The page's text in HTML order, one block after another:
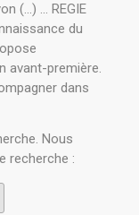
(...) ... REGIE
du
avant-première.
dans
Nous
recherche :